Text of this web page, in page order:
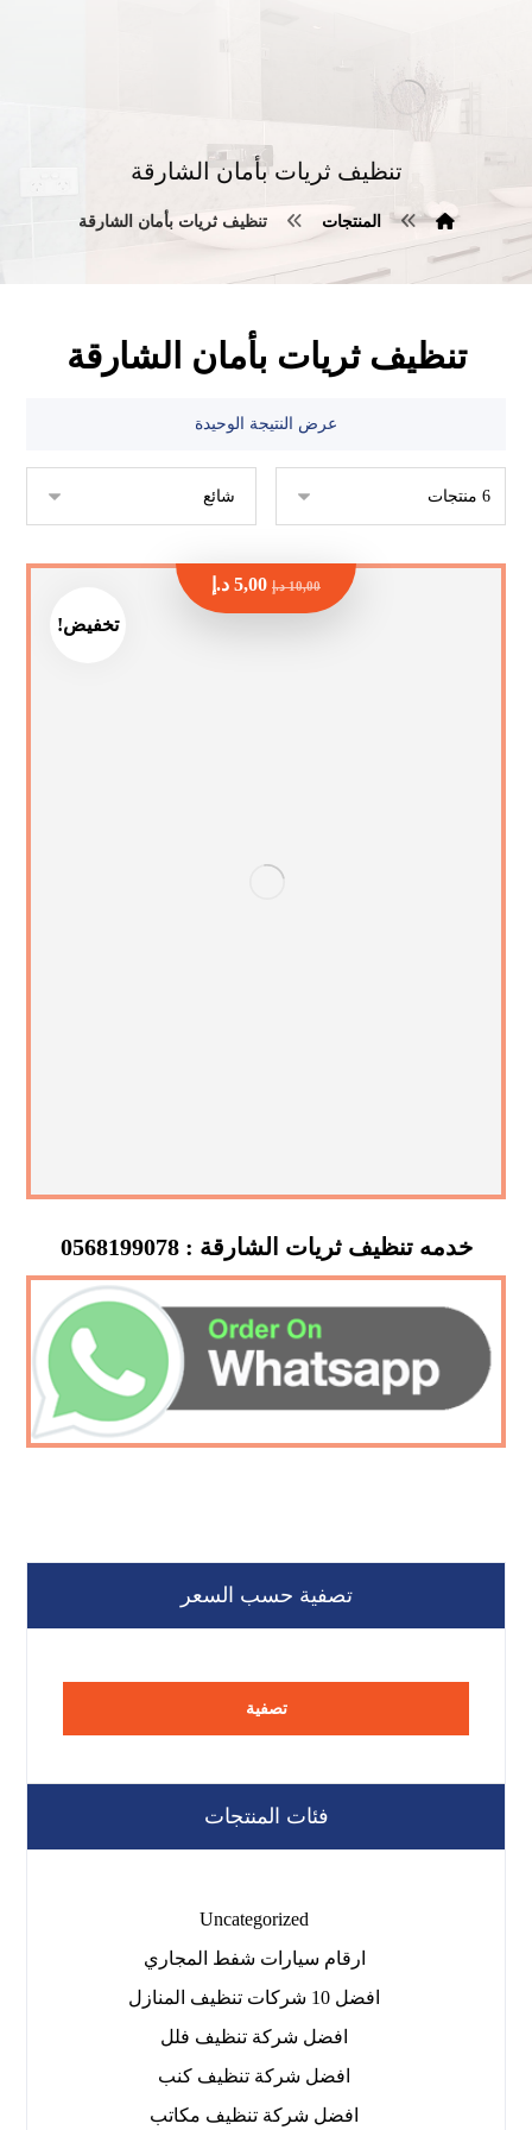
تنظيف ثريات بأمان الشارقة
المنتجات تنظيف ثريات بأمان الشارقة
تنظيف ثريات بأمان الشارقة
عرض النتيجة الوحيدة
تخفيض!
خدمه تنظيف ثريات الشارقة : 0568199078
10,00 د.إ 5,00 د.إ
تصفية حسب السعر
تصفية
فئات المنتجات
Uncategorized
ارقام سيارات شفط المجاري
افضل 10 شركات تنظيف المنازل
افضل شركة تنظيف فلل
افضل شركة تنظيف كنب
افضل شركة تنظيف مكاتب